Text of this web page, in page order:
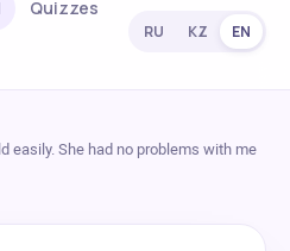
Quizzes
RU KZ EN
easily. She had no problems with me